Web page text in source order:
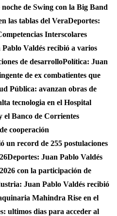
de Swing con la Big Band
las tablas del VeraDeportes:
Interscolares
Valdés recibió a varios
de desarrolloPolítica: Juan
de ex combatientes que
Pública: avanzan obras de
tecnologia en el Hospital
el Banco de Corrientes
cooperación
un record de 255 postulaciones
Deportes: Juan Pablo Valdés
con la participación de
Juan Pablo Valdés recibió
Mahindra Rise en el
ultimos dias para acceder al